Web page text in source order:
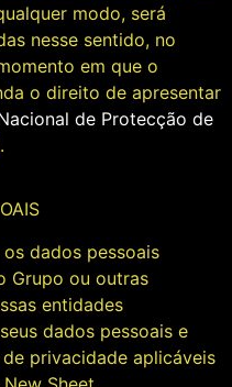
modo, será
nesse sentido, no
em que o
o direito de apresentar
de Protecção de
dados pessoais
Grupo ou outras
entidades
dados pessoais e
privacidade aplicáveis